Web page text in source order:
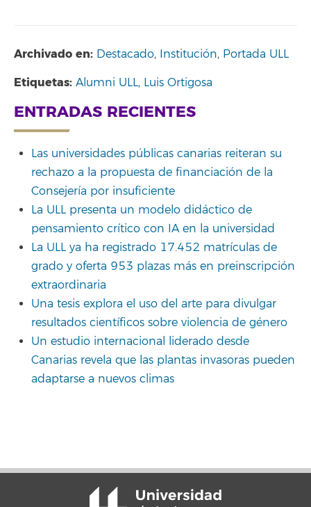
Archivado en: Destacado, Institución, Portada ULL
Etiquetas: Alumni ULL, Luis Ortigosa
ENTRADAS RECIENTES
Las universidades públicas canarias reiteran su
rechazo a la propuesta de financiación de la
Consejería por insuficiente
La ULL presenta un modelo didáctico de
pensamiento crítico con IA en la universidad
La ULL ya ha registrado 17.452 matrículas de
grado y oferta 953 plazas más en preinscripción
extraordinaria
Una tesis explora el uso del arte para divulgar
resultados científicos sobre violencia de género
Un estudio internacional liderado desde
Canarias revela que las plantas invasoras pueden
adaptarse a nuevos climas